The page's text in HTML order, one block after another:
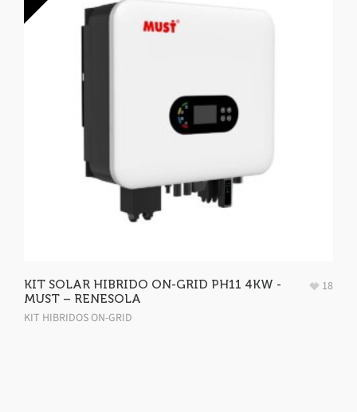
KIT SOLAR HIBRIDO ON-GRID PH11 4KW -
MUST – RENESOLA
KIT HIBRIDOS ON-GRID
18